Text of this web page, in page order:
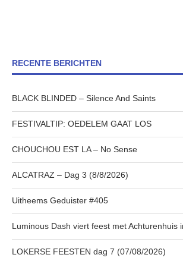
RECENTE BERICHTEN
BLACK BLINDED – Silence And Saints
FESTIVALTIP: OEDELEM GAAT LOS
CHOUCHOU EST LA – No Sense
ALCATRAZ – Dag 3 (8/8/2026)
Uitheems Geduister #405
Luminous Dash viert feest met Achturenhuis
LOKERSE FEESTEN dag 7 (07/08/2026)